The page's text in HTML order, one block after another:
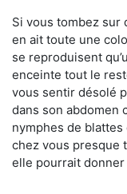
Si vous tombez sur
en ait toute une
se reproduisent
enceinte tout le
vous sentir désolé
dans son abdomen
nymphes de blattes
chez vous presque
elle pourrait